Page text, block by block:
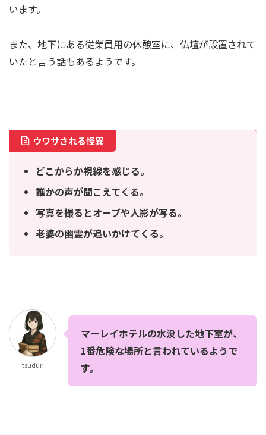
います。
また、地下にある従業員用の休憩室に、仏壇が設置されて
いたと言う話もあるようです。
ウワサされる怪異
どこからか視線を感じる。
誰かの声が聞こえてくる。
写真を撮るとオーブや人影が写る。
老婆の幽霊が追いかけてくる。
tsuduri
マーレイホテルの水没した地下室が、
1番危険な場所と言われているようで
す。